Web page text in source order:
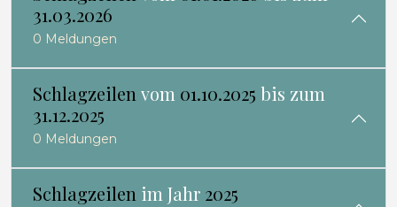
31.03.2026
0 Meldungen
Schlagzeilen vom 01.10.2025 bis zum
31.12.2025
0 Meldungen
Schlagzeilen im Jahr 2025